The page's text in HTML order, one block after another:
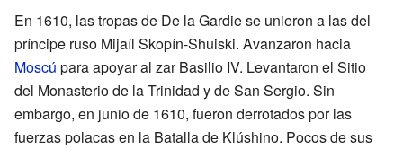
En 1610, las tropas de De la Gardie se unieron a las del
príncipe ruso Mijaíl Skopín-Shuiski. Avanzaron hacia
Moscú para apoyar al zar Basilio IV. Levantaron el Sitio
del Monasterio de la Trinidad y de San Sergio. Sin
embargo, en junio de 1610, fueron derrotados por las
fuerzas polacas en la Batalla de Klúshino. Pocos de sus